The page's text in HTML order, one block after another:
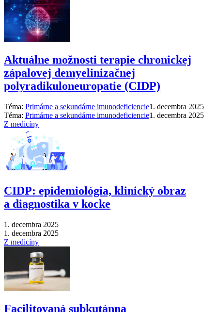
Aktuálne možnosti terapie chronickej
zápalovej demyelinizačnej
polyradikuloneuropatie (CIDP)
Téma: Primárne a sekundárne imunodeficiencie1. decembra 2025
Téma: Primárne a sekundárne imunodeficiencie1. decembra 2025
Z medicíny
CIDP: epidemiológia, klinický obraz
a diagnostika v kocke
1. decembra 2025
1. decembra 2025
Z medicíny
Facilitovaná subkutánna